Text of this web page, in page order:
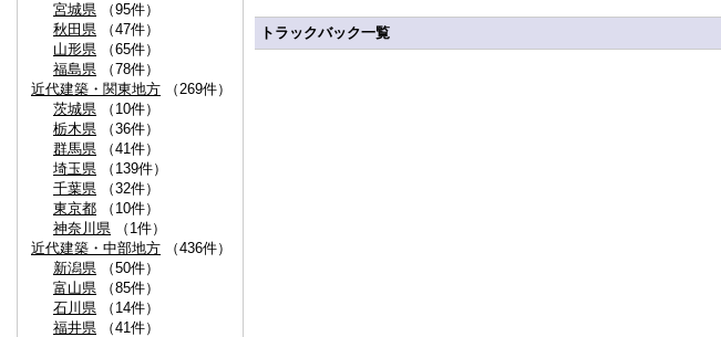
宮城県 （95件）
秋田県 （47件）
山形県 （65件）
福島県 （78件）
近代建築・関東地方 （269件）
茨城県 （10件）
栃木県 （36件）
群馬県 （41件）
埼玉県 （139件）
千葉県 （32件）
東京都 （10件）
神奈川県 （1件）
近代建築・中部地方 （436件）
新潟県 （50件）
富山県 （85件）
石川県 （14件）
福井県 （41件）
トラックバック一覧